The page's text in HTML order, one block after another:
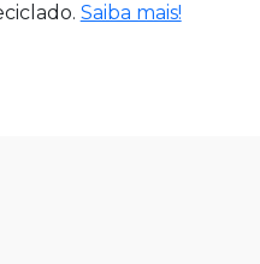
Saiba mais!